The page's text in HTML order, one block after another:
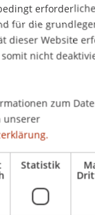
des Instituts
der
wird der
Externe
und
mit den
individuelle
für die
dieser Website
nicht
zum
unserer
Statistik